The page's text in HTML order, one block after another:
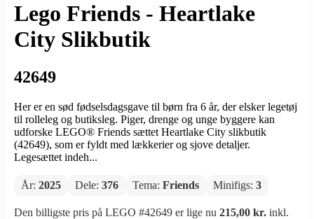
Lego Friends - Heartlake
City Slikbutik
42649
Her er en sød fødselsdagsgave til børn fra 6 år, der elsker legetøj
til rolleleg og butiksleg. Piger, drenge og unge byggere kan
udforske LEGO® Friends sættet Heartlake City slikbutik
(42649), som er fyldt med lækkerier og sjove detaljer.
Legesættet indeh...
År: 2025 Dele: 376 Tema: Friends Minifigs: 3
Den billigste pris på LEGO #42649 er lige nu 215,00 kr. inkl.